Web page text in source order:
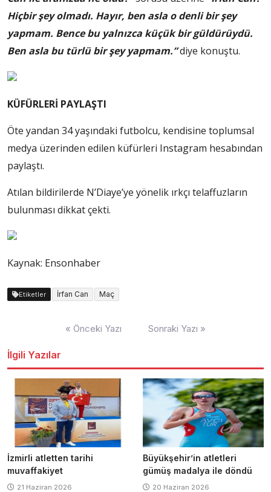
Hiçbir şey olmadı. Hayır, ben asla o denli bir şey
yapmam. Bence bu yalnızca küçük bir güldürüydü.
Ben asla bu türlü bir şey yapmam.”diye konuştu.
KÜFÜRLERİ PAYLAŞTI
Öte yandan 34 yaşındaki futbolcu, kendisine toplumsal
medya üzerinden edilen küfürleri Instagram hesabından
paylaştı.
Atılan bildirilerde N’Diaye’ye yönelik ırkçı telaffuzların
bulunması dikkat çekti.
Kaynak: Ensonhaber
Etiketler İrfan Can Maç
« Önceki Yazı Sonraki Yazı »
İlgili Yazılar
İzmirli atletten tarihi
muvaffakiyet
21 Haziran 2026
Büyükşehir’in atletleri
gümüş madalya ile döndü
20 Haziran 2026